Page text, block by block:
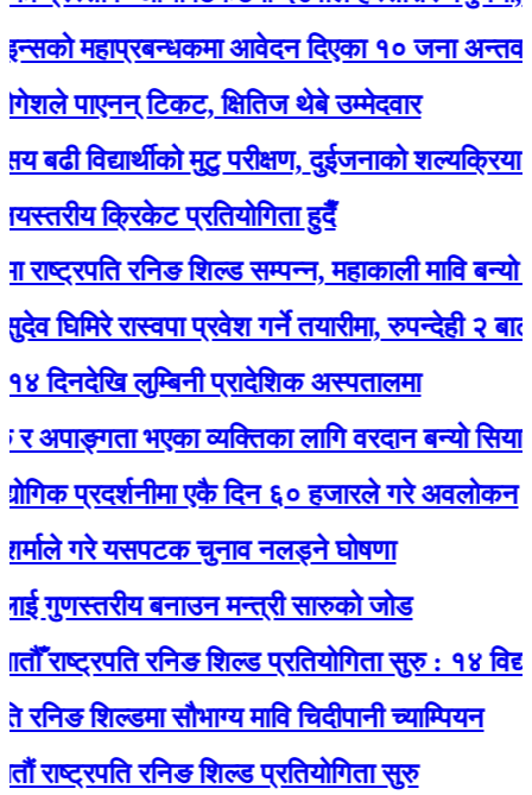
आवेदन दिएका १० जना अन्तर्वार्ताका
टिकट, क्षितिज थेबे उम्मेदवार
मुटु परीक्षण, दुईजनाको शल्यक्रिया गर्नुपर्ने
क्रिकेट प्रतियोगिता हुदैँ
रनिङ शिल्ड सम्पन्न, महाकाली मावि बन्यो
रास्वपा प्रवेश गर्ने तयारीमा, रुपन्देही २ बाट
लुम्बिनी प्रादेशिक अस्पतालमा
भएका व्यक्तिका लागि वरदान बन्यो सियारीको
एकै दिन ६० हजारले गरे अवलोकन
गरे यसपटक चुनाव नलड्ने घोषणा
बनाउन मन्त्री सारुको जोड
रनिङ शिल्ड प्रतियोगिता सुरु : १४
शिल्डमा सौभाग्य मावि चिदीपानी च्याम्पियन
रनिङ शिल्ड प्रतियोगिता सुरु